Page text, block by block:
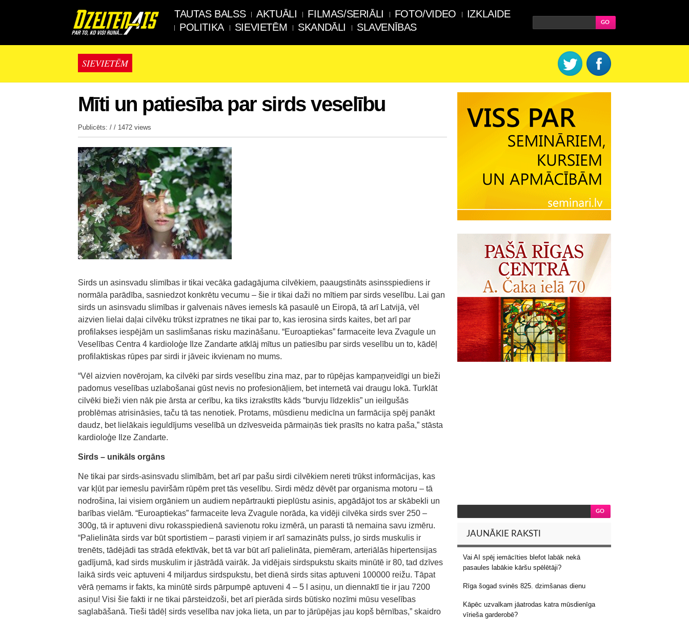
TAUTAS BALSS AKTUĀLI FILMAS/SERIĀLI FOTO/VIDEO
IZKLAIDE
POLITIKA
SIEVIETĒM SKANDĀLI SLAVENĪBAS
SIEVIETĒM
Mīti un patiesība par sirds veselību
Publicēts: / / 1472 views
Sirds un asinsvadu slimības ir tikai vecāka gadagājuma cilvēkiem, paaugstināts asinsspiediens ir
normāla parādība, sasniedzot konkrētu vecumu – šie ir tikai daži no mītiem par sirds veselību. Lai gan
sirds un asinsvadu slimības ir galvenais nāves iemesls kā pasaulē un Eiropā, tā arī Latvijā, vēl
aizvien lielai daļai cilvēku trūkst izpratnes ne tikai par to, kas ierosina sirds kaites, bet arī par
profilakses iespējām un saslimšanas risku mazināšanu. “Euroaptiekas” farmaceite Ieva Zvagule un
Veselības Centra 4 kardioloģe Ilze Zandarte atklāj mītus un patiesību par sirds veselību un to, kādēļ
profilaktiskas rūpes par sirdi ir jāveic ikvienam no mums.
“Vēl aizvien novērojam, ka cilvēki par sirds veselību zina maz, par to rūpējas kampaņveidīgi un bieži
padomus veselības uzlabošanai gūst nevis no profesionāļiem, bet internetā vai draugu lokā. Turklāt
cilvēki bieži vien nāk pie ārsta ar cerību, ka tiks izrakstīts kāds “burvju līdzeklis” un ieilgušās
problēmas atrisināsies, taču tā tas nenotiek. Protams, mūsdienu medicīna un farmācija spēj panākt
daudz, bet lielākais ieguldījums veselībā un dzīvesveida pārmaiņās tiek prasīts no katra paša,” stāsta
kardioloģe Ilze Zandarte.
Sirds – unikāls orgāns
Ne tikai par sirds-asinsvadu slimībām, bet arī par pašu sirdi cilvēkiem nereti trūkst informācijas, kas
var kļūt par iemeslu paviršām rūpēm pret tās veselību. Sirdi mēdz dēvēt par organisma motoru – tā
nodrošina, lai visiem orgāniem un audiem nepārtraukti pieplūstu asinis, apgādājot tos ar skābekli un
barības vielām. “Euroaptiekas” farmaceite Ieva Zvagule norāda, ka vidēji cilvēka sirds sver 250 –
300g, tā ir aptuveni divu rokasspiedienā savienotu roku izmērā, un parasti tā nemaina savu izmēru.
“Palielināta sirds var būt sportistiem – parasti viņiem ir arī samazināts pulss, jo sirds muskulis ir
trenēts, tādējādi tas strādā efektīvāk, bet tā var būt arī palielināta, piemēram, arteriālās hipertensijas
gadījumā, kad sirds muskulim ir jāstrādā vairāk. Ja vidējais sirdspukstu skaits minūtē ir 80, tad dzīves
laikā sirds veic aptuveni 4 miljardus sirdspukstu, bet dienā sirds sitas aptuveni 100000 reižu. Tāpat
vērā ņemams ir fakts, ka minūtē sirds pārpumpē aptuveni 4 – 5 l asiņu, un diennaktī tie ir jau 7200
asiņu! Visi šie fakti ir ne tikai pārsteidzoši, bet arī pierāda sirds būtisko nozīmi mūsu veselības
saglabāšanā. Tieši tādēļ sirds veselība nav joka lieta, un par to jārūpējas jau kopš bērnības,” skaidro
JAUNĀKIE RAKSTI
Vai AI spēj iemācīties blefot labāk nekā
pasaules labākie kāršu spēlētāji?
Rīga šogad svinēs 825. dzimšanas dienu
Kāpēc uzvalkam jāatrodas katra mūsdienīga
vīrieša garderobē?